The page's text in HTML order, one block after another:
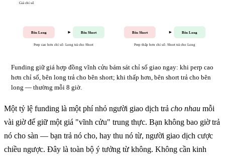
Giá chỉ số
Bên Long Bên Short
Perp cao hơn chỉ số: Long trả cho Short
Bên Short Bên Long
Perp thấp hơn chỉ số: Short trả cho Long
Funding giữ giá hợp đồng vĩnh cửu bám sát chỉ số giao ngay: khi perp cao
hơn chỉ số, bên long trả cho bên short; khi thấp hơn, bên short trả cho bên
long — thường mỗi 8 giờ.
Một tỷ lệ funding là một phí nhỏ người giao dịch trả cho nhau mỗi
vài giờ để giữ một giá "vĩnh cửu" trung thực. Bạn không bao giờ trả
nó cho sàn — bạn trả nó cho, hay thu nó từ, người giao dịch cược
chiều ngược. Đây là toàn bộ ý tưởng từ không. Không cần kinh